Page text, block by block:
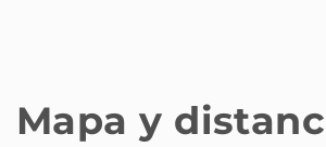
Mapa y